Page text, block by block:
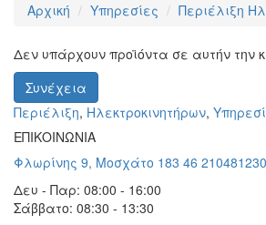
Αρχική Υπηρεσίες Περιέλιξη
Δεν υπάρχουν προϊόντα σε αυτήν την
Συνέχεια
Περιέλιξη, Ηλεκτροκινητήρων,
ΕΠΙΚΟΙΝΩΝΙΑ
Φλωρίνης 9, Μοσχάτο 183 46
Δευ - Παρ: 08:00 - 16:00
Σάββατο: 08:30 - 13:30